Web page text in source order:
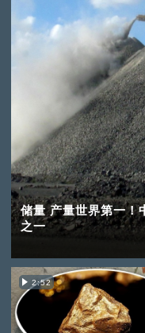
储量 产量世界第一！
之一
2:52